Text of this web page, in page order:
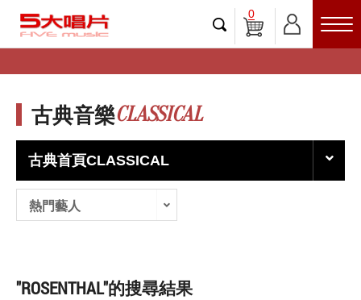
0
古典音樂CLASSICAL
古典首頁CLASSICAL
熱門藝人
"ROSENTHAL"的搜尋結果